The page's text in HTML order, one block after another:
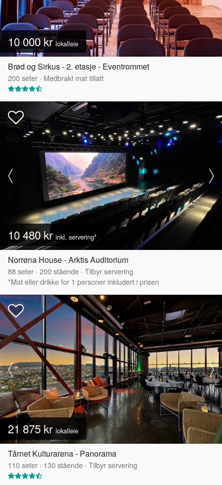
10 000 krlokalleie
Brød og Sirkus - 2. etasje - Eventrommet
200seter · Medbrakt mat tillatt
10 480 kr inkl. servering*
Norrøna House - Arktis Auditorium
88seter · 200stående · Tilbyr servering
*Mat eller drikke for 1 personer inkludert i prisen
21 875 krlokalleie
Tårnet Kulturarena - Panorama
110seter · 130stående · Tilbyr servering